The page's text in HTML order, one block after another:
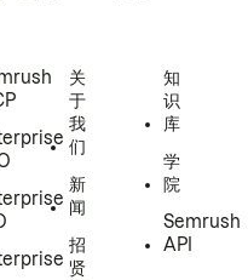
关
于
我
们
新
闻
招
贤
知
识
库
学
院
Semrush
API